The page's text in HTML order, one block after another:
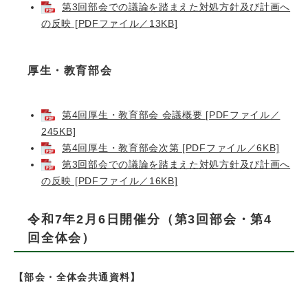
第3回部会での議論を踏まえた対処方針及び計画へ
の反映 [PDFファイル／13KB]
厚生・教育部会
第4回厚生・教育部会 会議概要 [PDFファイル／
245KB]
第4回厚生・教育部会次第 [PDFファイル／6KB]
第3回部会での議論を踏まえた対処方針及び計画へ
の反映 [PDFファイル／16KB]
令和7年2月6日開催分（第3回部会・第4
回全体会）
【部会・全体会共通資料】